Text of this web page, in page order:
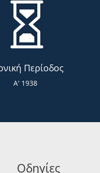

Περίοδος
Α' 1938
Οδηγίες